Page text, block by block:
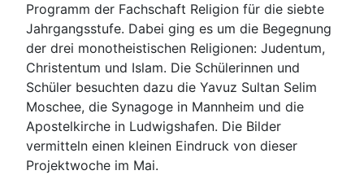
Programm der Fachschaft Religion für die siebte
Jahrgangsstufe. Dabei ging es um die Begegnung
der drei monotheistischen Religionen: Judentum,
Christentum und Islam. Die Schülerinnen und
Schüler besuchten dazu die Yavuz Sultan Selim
Moschee, die Synagoge in Mannheim und die
Apostelkirche in Ludwigshafen. Die Bilder
vermitteln einen kleinen Eindruck von dieser
Projektwoche im Mai.